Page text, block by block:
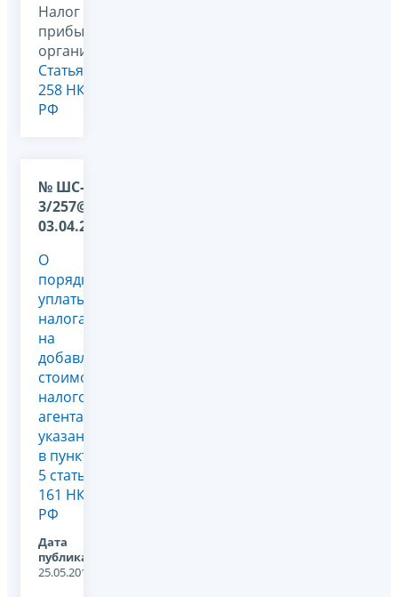
Налог на
прибыль
организаций,
Статья
258 НК
РФ
№ ШС-22-
3/257@ от
03.04.2009
О
порядке
уплаты
налога
на
добавленную
стоимость
налоговыми
агентами,
указанными
в пункте
5 статьи
161 НК
РФ
Дата
публикации:
25.05.2012